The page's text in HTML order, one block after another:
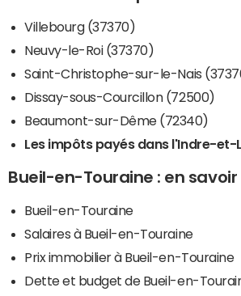
Villebourg (37370)
Neuvy-le-Roi (37370)
Saint-Christophe-sur-le-Nais
Dissay-sous-Courcillon (72500)
Beaumont-sur-Dême (72340)
Les impôts payés dans l'Indre-et-
Bueil-en-Touraine : en savoir
Bueil-en-Touraine
Salaires à Bueil-en-Touraine
Prix immobilier à Bueil-en-Touraine
Dette et budget de Bueil-en-